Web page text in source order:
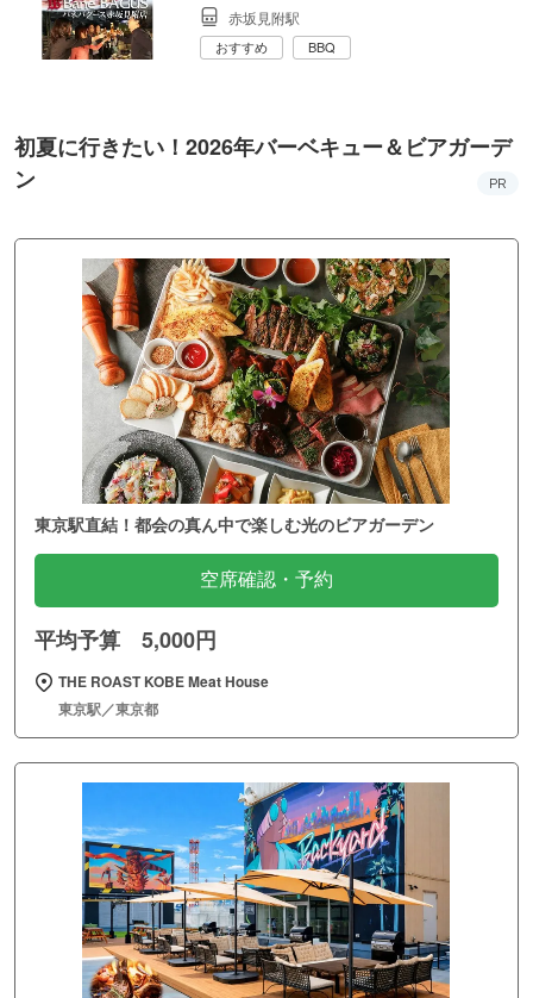
赤坂見附駅
おすすめ BBQ
初夏に行きたい！2026年バーベキュー＆ビアガーデ
ン
PR
東京駅直結！都会の真ん中で楽しむ光のビアガーデン
空席確認・予約
平均予算 5,000円
THE ROAST KOBE Meat House
東京駅／東京都